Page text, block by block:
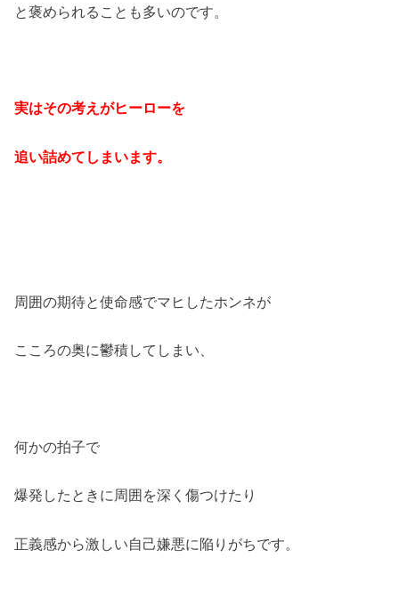
と褒められることも多いのです。
実はその考えがヒーローを
追い詰めてしまいます。
周囲の期待と使命感でマヒしたホンネが
こころの奥に鬱積してしまい、
何かの拍子で
爆発したときに周囲を深く傷つけたり
正義感から激しい自己嫌悪に陥りがちです。